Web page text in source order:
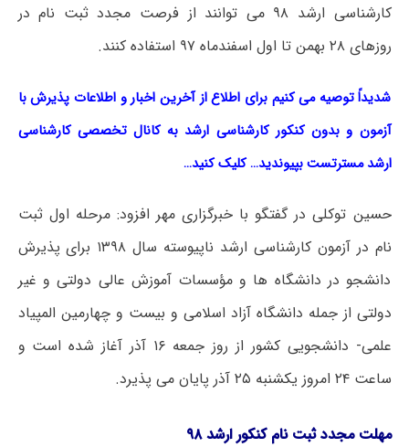
کارشناسی ارشد ۹۸ می توانند از فرصت مجدد ثبت نام در
روزهای ۲۸ بهمن تا اول اسفندماه ۹۷ استفاده کنند.
شدیداً توصیه می کنیم برای اطلاع از آخرین اخبار و اطلاعات پذیرش با
آزمون و بدون کنکور کارشناسی ارشد به کانال تخصصی کارشناسی
ارشد مسترتست بپیوندید… کلیک کنید…
حسین توکلی در گفتگو با خبرگزاری مهر افزود: مرحله اول ثبت
نام در آزمون کارشناسی ارشد ناپیوسته سال ۱۳۹۸ برای پذیرش
دانشجو در دانشگاه ها و مؤسسات آموزش عالی دولتی و غیر
دولتی از جمله دانشگاه آزاد اسلامی و بیست و چهارمین المپیاد
علمی- دانشجویی کشور از روز جمعه ۱۶ آذر آغاز شده است و
ساعت ۲۴ امروز یکشنبه ۲۵ آذر پایان می پذیرد.
مهلت مجدد ثبت نام کنکور ارشد ۹۸